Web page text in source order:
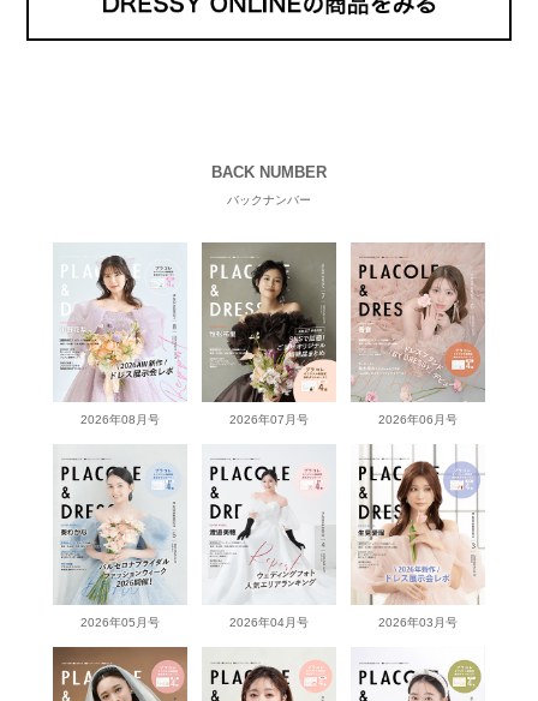
BACK NUMBER
バックナンバー
2026年08月号 2026年07月号 2026年06月号
2026年05月号 2026年04月号 2026年03月号